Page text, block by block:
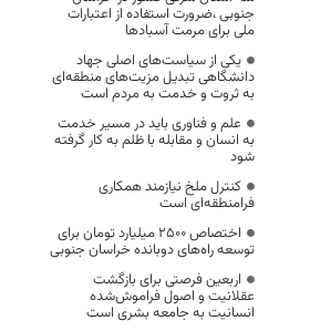
جنوبی ،ضرورت استفاده از اعتبارات
ملی برای مرمت آسبادها
یکی از سیاست‌های اصلی جهاد
دانشگاهی تبدیل مزیت‌های منطقه‌ای
به ثروت و خدمت به مردم است
علم و فناوری باید در مسیر خدمت
به انسان و مقابله با ظلم به کار گرفته
شود
کنترل ملخ نیازمند همکاری
فرامنطقه‌ای است
اختصاص 2500 میلیارد تومان برای
توسعه راه‌های دوبانده خراسان جنوبی
اربعین فرصتی برای بازگشت
عقلانیت و اصول فراموش‌شده
انسانیت به جامعه بشری است